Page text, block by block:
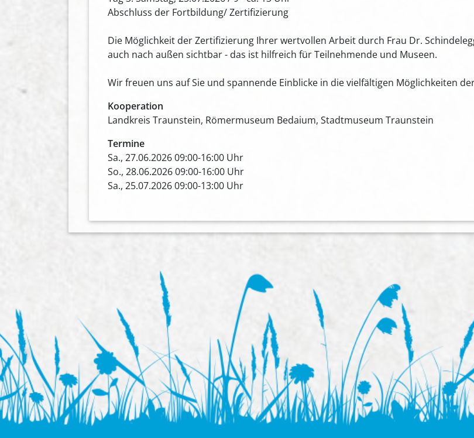
Abschluss der Fortbildung/ Zertifizierung
Die Möglichkeit der Zertifizierung Ihrer wertvollen Arbeit durch Frau Dr.
auch nach außen sichtbar - das ist hilfreich für Teilnehmende und Museen.
Wir freuen uns auf Sie und spannende Einblicke in die vielfältigen Möglichkeiten
Kooperation
Landkreis Traunstein, Römermuseum Bedaium, Stadtmuseum Traunstein
Termine
Sa., 27.06.2026 09:00-16:00 Uhr
So., 28.06.2026 09:00-16:00 Uhr
Sa., 25.07.2026 09:00-13:00 Uhr